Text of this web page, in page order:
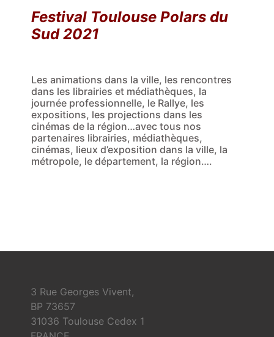
Festival Toulouse Polars du
Sud 2021
Les animations dans la ville, les rencontres
dans les librairies et médiathèques, la
journée professionnelle, le Rallye, les
expositions, les projections dans les
cinémas de la région…avec tous nos
partenaires librairies, médiathèques,
cinémas, lieux d’exposition dans la ville, la
métropole, le département, la région….
3 Rue Georges Vivent,
BP 73657
31036 Toulouse Cedex 1